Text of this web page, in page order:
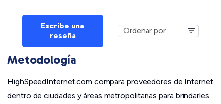
Escribe una
reseña
Metodología
HighSpeedInternet.com compara proveedores de Internet
dentro de ciudades y áreas metropolitanas para brindarles